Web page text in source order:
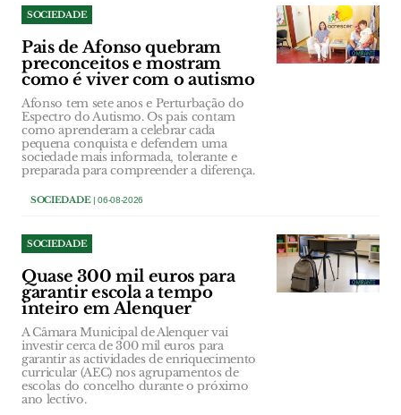
SOCIEDADE
Pais de Afonso quebram
preconceitos e mostram
como é viver com o autismo
Afonso tem sete anos e Perturbação do
Espectro do Autismo. Os pais contam
como aprenderam a celebrar cada
pequena conquista e defendem uma
sociedade mais informada, tolerante e
preparada para compreender a diferença.
SOCIEDADE| 06-08-2026
SOCIEDADE
Quase 300 mil euros para
garantir escola a tempo
inteiro em Alenquer
A Câmara Municipal de Alenquer vai
investir cerca de 300 mil euros para
garantir as actividades de enriquecimento
curricular (AEC) nos agrupamentos de
escolas do concelho durante o próximo
ano lectivo.